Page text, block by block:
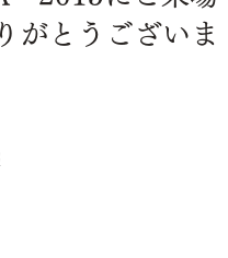
がとうございま